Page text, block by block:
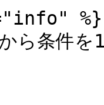
%}
ら条件